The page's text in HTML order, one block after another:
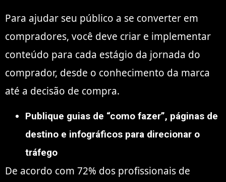
Para ajudar seu público a se converter em
compradores, você deve criar e implementar
conteúdo para cada estágio da jornada do
comprador, desde o conhecimento da marca
até a decisão de compra.
Publique guias de “como fazer”, páginas de
destino e infográficos para direcionar o
tráfego
De acordo com 72% dos profissionais de